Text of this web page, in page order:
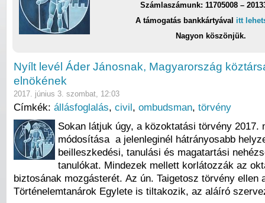
Számlaszámunk: 11705008 –
A támogatás bankkártyával itt
Nagyon köszönjük.
Nyílt levél Áder Jánosnak, Magyarország
elnökének
2017. június 3. szombat, 12:03
Címkék: állásfoglalás, civil, ombudsman, törvény
Sokan látjuk úgy, a közoktatási törvény 2017.
módosítása a jelenleginél hátrányosabb
beilleszkedési, tanulási és magatartási
tanulókat. Mindezek mellett korlátozzák az
biztosának mozgásterét. Az ún. Taigetosz törvény ellen
Történelemtanárok Egylete is tiltakozik, az aláíró